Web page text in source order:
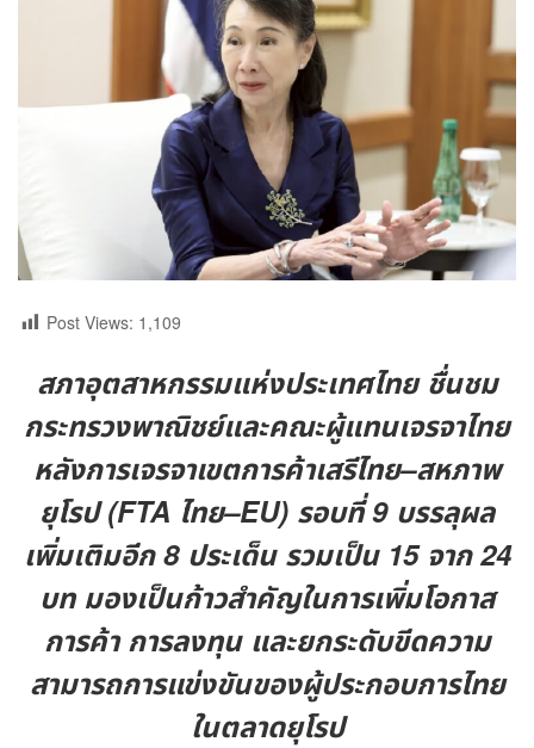
Post Views: 1,109
สภาอุตสาหกรรมแห่งประเทศไทย ชื่นชม
กระทรวงพาณิชย์และคณะผู้แทนเจรจาไทย
หลังการเจรจาเขตการค้าเสรีไทย–สหภาพ
ยุโรป (FTA ไทย–EU) รอบที่ 9 บรรลุผล
เพิ่มเติมอีก 8 ประเด็น รวมเป็น 15 จาก 24
บท มองเป็นก้าวสำคัญในการเพิ่มโอกาส
การค้า การลงทุน และยกระดับขีดความ
สามารถการแข่งขันของผู้ประกอบการไทย
ในตลาดยุโรป